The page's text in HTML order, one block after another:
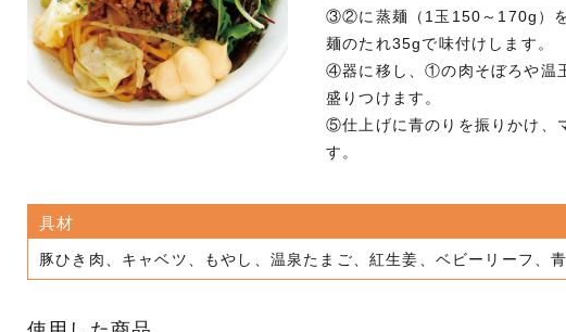
③②に蒸麺（1玉150～170g）
麺のたれ35gで味付けします。
④器に移し、①の肉そぼろや温
盛りつけます。
⑤仕上げに青のりを振りかけ、
す。
具材
豚ひき肉、キャベツ、もやし、温泉たまご、紅生姜、ベビーリーフ、